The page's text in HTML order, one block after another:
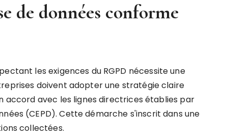
de données conforme
les exigences du RGPD nécessite une
doivent adopter une stratégie claire
accord avec les lignes directrices établies par
(CEPD). Cette démarche s'inscrit dans une
collectées.